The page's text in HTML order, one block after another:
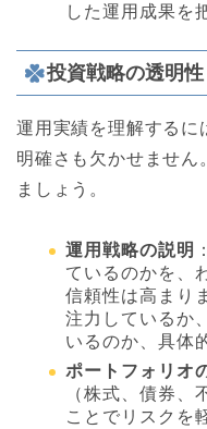
した運用成果を
投資戦略の透明性
運用実績を理解するに
明確さも欠かせません
ましょう。
運用戦略の説明
ているのかを、
信頼性は高まり
注力しているか
いるのか、具体
ポートフォリオ
（株式、債券、
ことでリスクを